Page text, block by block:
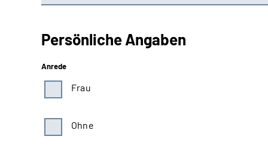
Persönliche Angaben
Anrede
Frau
Ohne